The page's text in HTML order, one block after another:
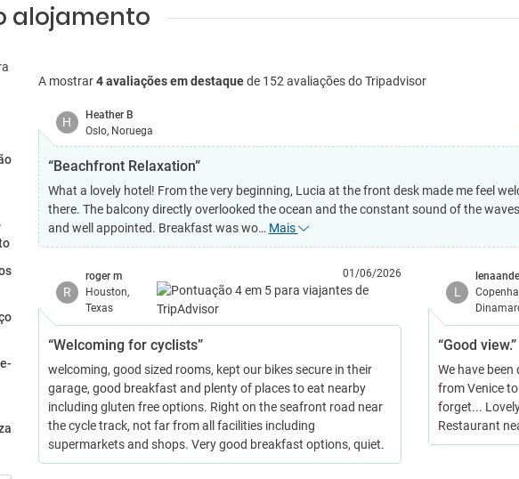
alojamento
A mostrar4 avaliações em destaquede 152 avaliações do Tripadvisor
H
Heather B
Oslo, Noruega
“Beachfront Relaxation”
What a lovely hotel! From the very beginning, Lucia at the front desk made me feel
there. The balcony directly overlooked the ocean and the constant sound of the
and well appointed. Breakfast was wo… Mais
R
roger m
Houston,
Texas
01/06/2026
“Welcoming for cyclists”
welcoming, good sized rooms, kept our bikes secure in their
garage, good breakfast and plenty of places to eat nearby
including gluten free options. Right on the seafront road near
the cycle track, not far from all facilities including
supermarkets and shops. Very good breakfast options, quiet.
L
“Good view.”
We have
from Venice
forget...
Restaurant